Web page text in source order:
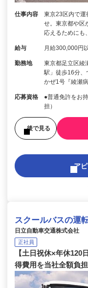
仕事内容
東京23区内で運
せ。東京都や区
応えるためにも
給与 月給300,000円
勤務地
東京都足立区綾
駅」徒歩16分、
かぜ1号『綾瀬
応募資格
●普通免許をお
担）
後で見る
ア
スクールバスの運
日立自動車交通株式会社
正社員
【土日祝休×年休
得費用を当社全額負